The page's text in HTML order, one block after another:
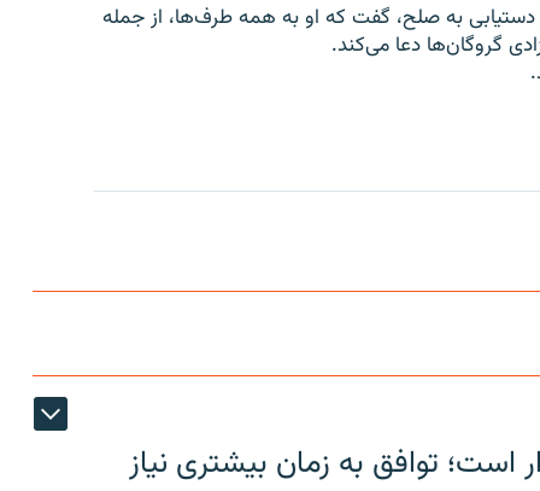
به صلح، گفت که او به همه طرف‌ها، از جمله
گروگان‌ها دعا می‌کند.
است؛ توافق به زمان بیشتری نیاز